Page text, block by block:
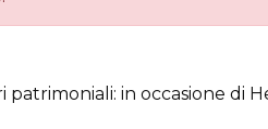
patrimoniali: in occasione di